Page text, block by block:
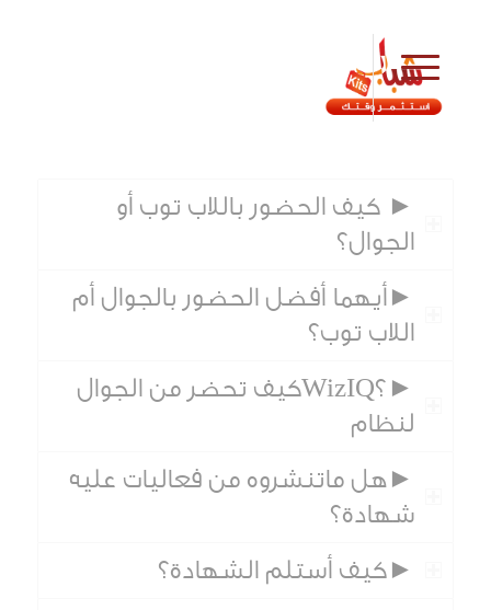
► كيف الحضور باللاب توب أو
الجوال؟
►أيهما أفضل الحضور بالجوال أم
اللاب توب؟
►؟WizIQكيف تحضر من الجوال
لنظام
►هل ماتنشروه من فعاليات عليه
شهادة؟
►كيف أستلم الشهادة؟